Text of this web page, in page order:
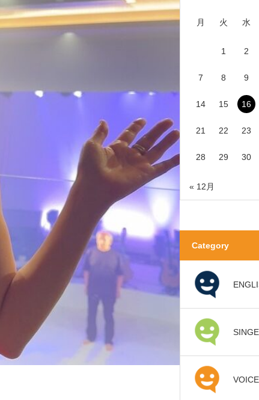
月 火 水
1 2
7 8 9
14 15 16
21 22 23
28 29 30
« 12月
Category
VOICE